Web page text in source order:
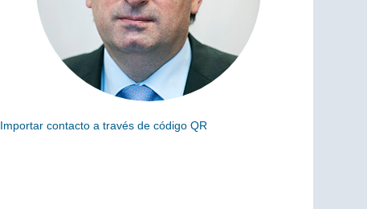
Importar contacto a través de código QR